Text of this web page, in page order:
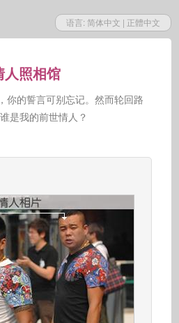
语言: 简体中文 | 正體中文
照相馆
你的誓言可别忘记。然而轮回路
是我的前世情人？